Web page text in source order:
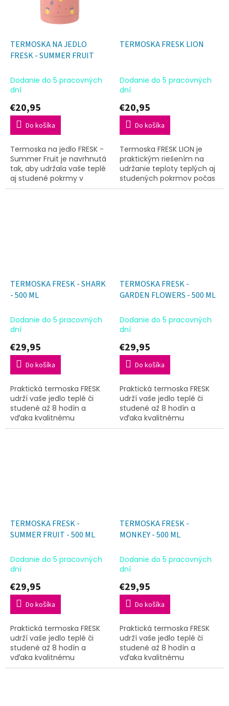
TERMOSKA NA JEDLO
FRESK - SUMMER FRUIT
Dodanie do 5 pracovných
dní
€20,95
Do košíka
Termoska na jedlo FRESK -
Summer Fruit je navrhnutá
tak, aby udržala vaše teplé
aj studené pokrmy v
optimálnej teplote. Táto
TERMOSKA FRESK LION
Dodanie do 5 pracovných
dní
€20,95
Do košíka
Termoska FRESK LION je
praktickým riešením na
udržanie teploty teplých aj
studených pokrmov počas
výletov či cestovania. Táto
TERMOSKA FRESK - SHARK
- 500 ML
Dodanie do 5 pracovných
dní
€29,95
Do košíka
Praktická termoska FRESK
udrží vaše jedlo teplé či
studené až 8 hodín a
vďaka kvalitnému
spracovaniu je ideálna na
TERMOSKA FRESK -
GARDEN FLOWERS - 500 ML
Dodanie do 5 pracovných
dní
€29,95
Do košíka
Praktická termoska FRESK
udrží vaše jedlo teplé či
studené až 8 hodín a
vďaka kvalitnému
spracovaniu je ideálna na
TERMOSKA FRESK -
SUMMER FRUIT - 500 ML
Dodanie do 5 pracovných
dní
€29,95
Do košíka
Praktická termoska FRESK
udrží vaše jedlo teplé či
studené až 8 hodín a
vďaka kvalitnému
spracovaniu je ideálna na
TERMOSKA FRESK -
MONKEY - 500 ML
Dodanie do 5 pracovných
dní
€29,95
Do košíka
Praktická termoska FRESK
udrží vaše jedlo teplé či
studené až 8 hodín a
vďaka kvalitnému
spracovaniu je ideálna na